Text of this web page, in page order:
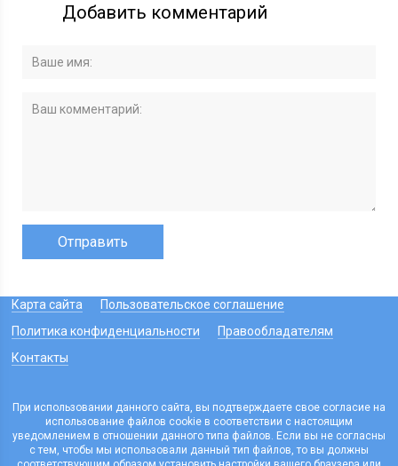
Добавить комментарий
Карта сайта
Пользовательское соглашение
Политика конфиденциальности
Правообладателям
Контакты
При использовании данного сайта, вы подтверждаете свое согласие на
использование файлов cookie в соответствии с настоящим
уведомлением в отношении данного типа файлов. Если вы не согласны
с тем, чтобы мы использовали данный тип файлов, то вы должны